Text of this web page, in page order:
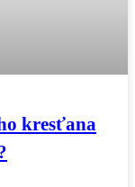
kresťana